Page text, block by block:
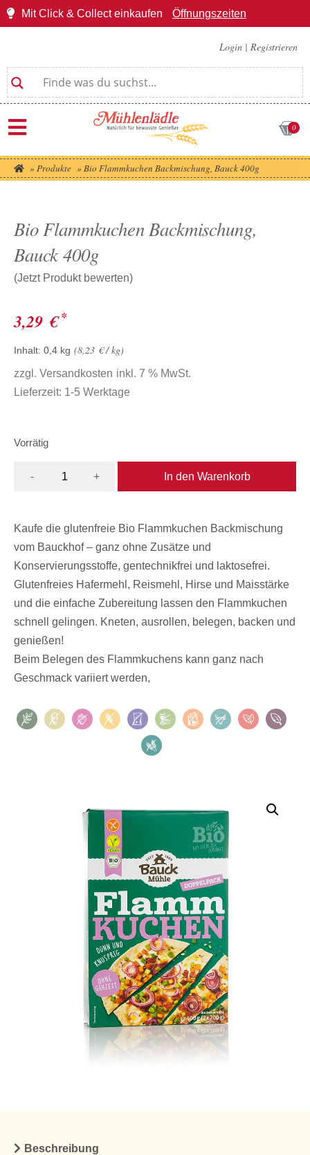
Mit Click & Collect einkaufen Öffnungszeiten
Login | Registrieren
0
» Produkte » Bio Flammkuchen Backmischung, Bauck 400g
Bio Flammkuchen Backmischung,
Bauck 400g
(Jetzt Produkt bewerten)
3,29 € *
Inhalt: 0,4 kg 8,23 €/kg
zzgl. Versandkosten inkl. 7 % MwSt.
Lieferzeit: 1-5 Werktage
Vorrätig
- + In den Warenkorb
Kaufe die glutenfreie Bio Flammkuchen Backmischung
vom Bauckhof – ganz ohne Zusätze und
Konservierungsstoffe, gentechnikfrei und laktosefrei.
Glutenfreies Hafermehl, Reismehl, Hirse und Maisstärke
und die einfache Zubereitung lassen den Flammkuchen
schnell gelingen. Kneten, ausrollen, belegen, backen und
genießen!
Beim Belegen des Flammkuchens kann ganz nach
Geschmack variiert werden,
Beschreibung